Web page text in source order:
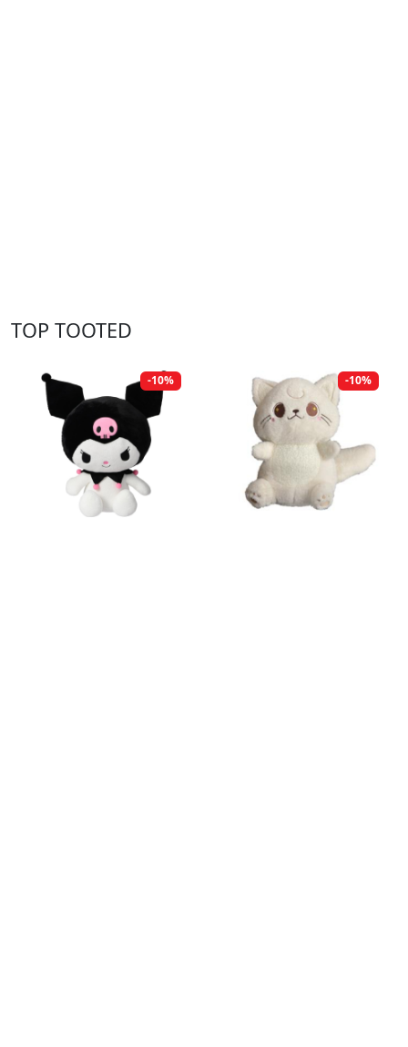
TOP TOOTED
-10% -10%